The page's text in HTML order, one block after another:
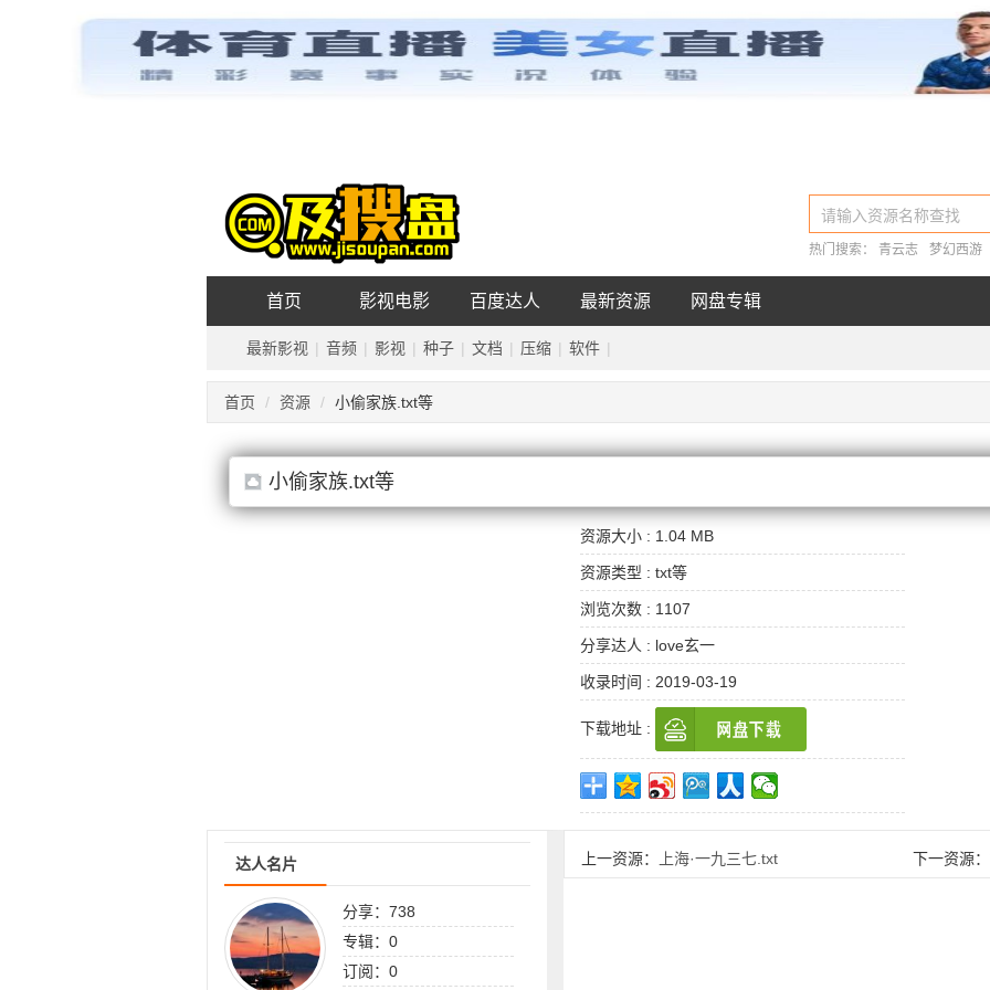
及搜盘 影视 音乐 种子 软件 文档 压缩
热门搜索： 青云志 梦幻西游
首页 影视电影 百度达人 最新资源 网盘专辑
最新影视 | 音频 | 影视 | 种子 | 文档 | 压缩 | 软件 |
首页 资源 小偷家族.txt等
小偷家族.txt等
资源大小 : 1.04 MB
资源类型 : txt等
浏览次数 : 1107
分享达人 : love玄一
收录时间 : 2019-03-19
下载地址 :
达人名片
分享：738
专辑：0
订阅：0
上一资源： 上海·一九三七.txt 下一资源：